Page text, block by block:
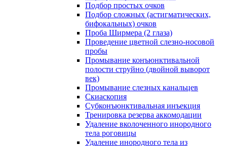
Подбор простых очков
Подбор сложных (астигматических,
бифокальных) очков
Проба Ширмера (2 глаза)
Проведение цветной слезно-носовой
пробы
Промывание конъюнктивальной
полости струйно (двойной выворот
век)
Промывание слезных канальцев
Скиаскопия
Субконъюнктивальная инъекция
Тренировка резерва аккомодации
Удаление вколоченного инородного
тела роговицы
Удаление инородного тела из